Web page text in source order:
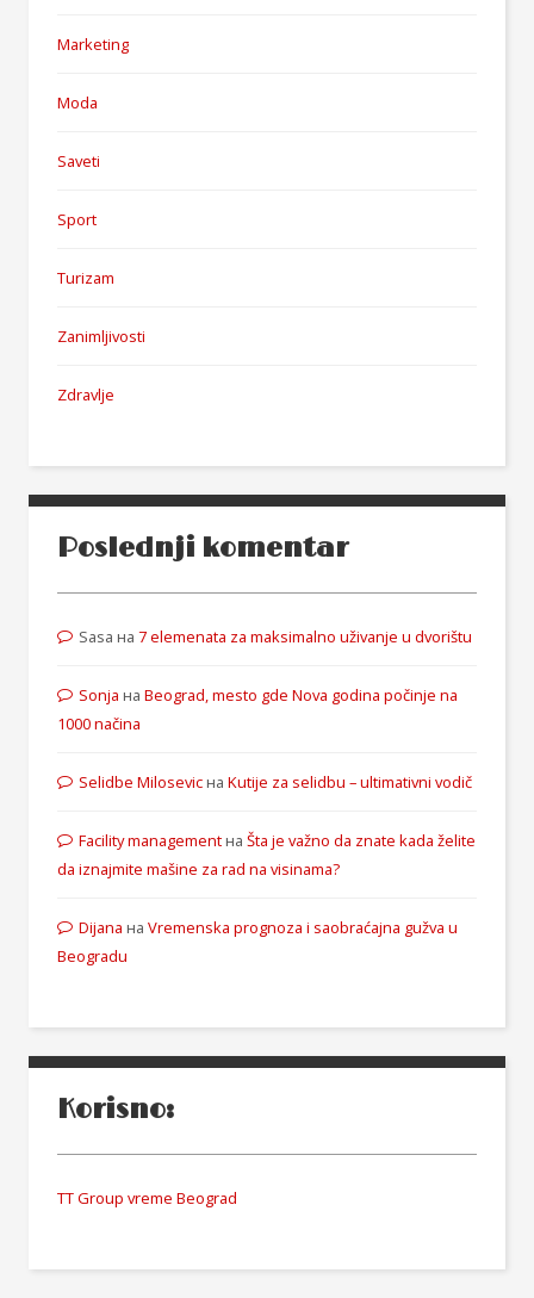
Marketing
Moda
Saveti
Sport
Turizam
Zanimljivosti
Zdravlje
Poslednji komentar
Sasa на 7 elemenata za maksimalno uživanje u dvorištu
Sonja на Beograd, mesto gde Nova godina počinje na
1000 načina
Selidbe Milosevicна Kutije za selidbu – ultimativni vodič
Facility managementна Šta je važno da znate kada želite
da iznajmite mašine za rad na visinama?
Dijana на Vremenska prognoza i saobraćajna gužva u
Beogradu
Korisno:
TT Group vreme Beograd